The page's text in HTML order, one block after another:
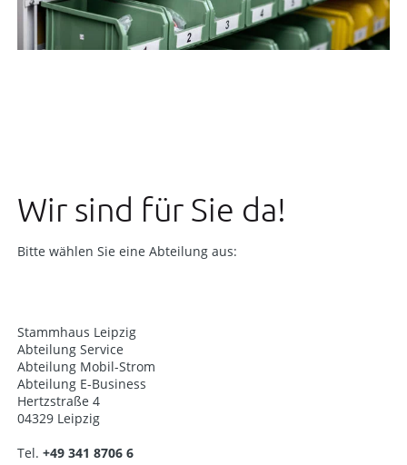
Wir sind für Sie da!
Bitte wählen Sie eine Abteilung aus:
Stammhaus Leipzig
Abteilung Service
Abteilung Mobil-Strom
Abteilung E-Business
Hertzstraße 4
04329 Leipzig
Tel. +49 341 8706 6